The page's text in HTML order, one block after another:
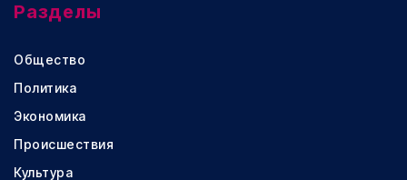
Разделы
Общество
Политика
Экономика
Происшествия
Культура